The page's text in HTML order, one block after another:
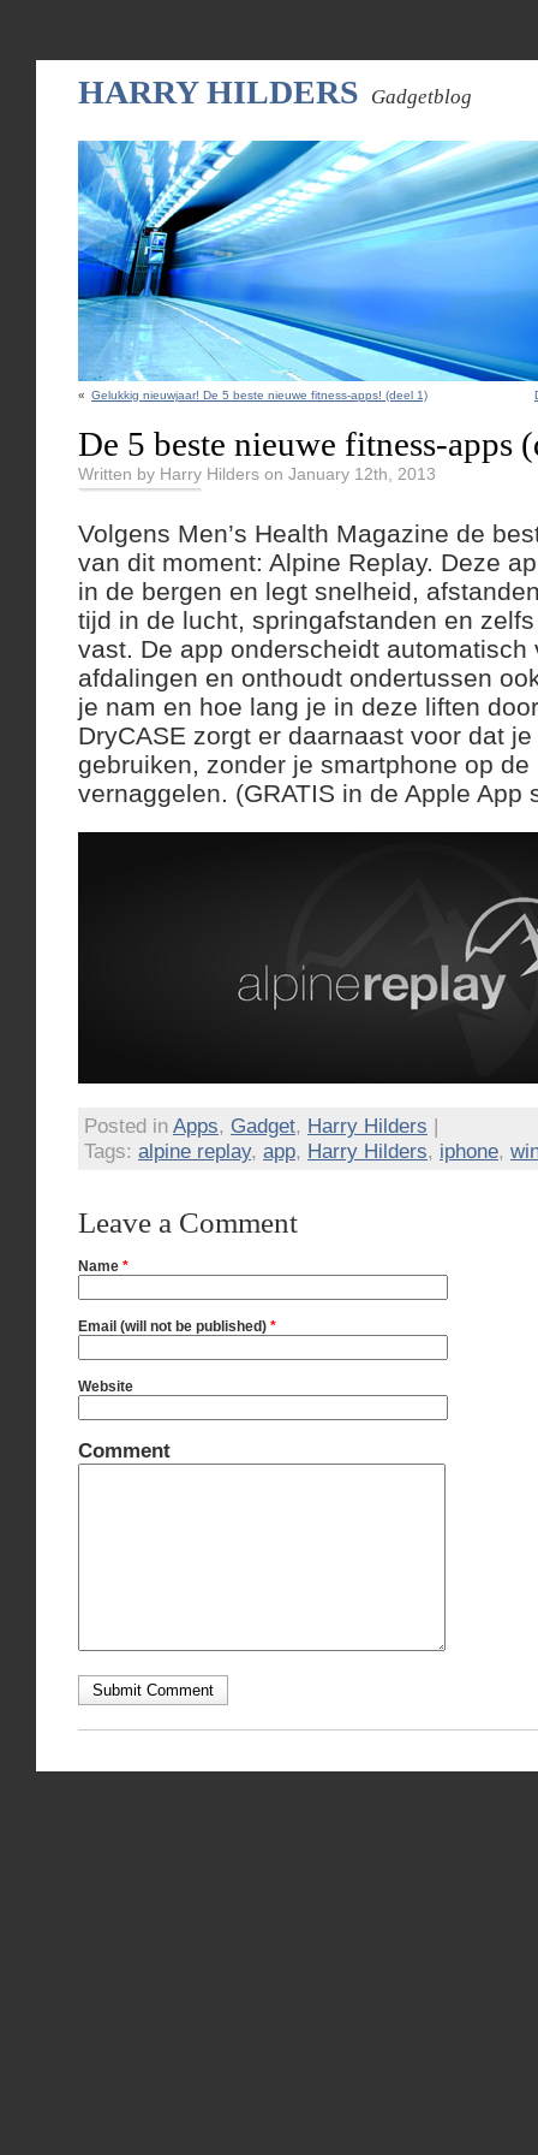
HARRY HILDERS Gadgetblog
« Gelukkig nieuwjaar! De 5 beste nieuwe fitness-apps! (deel 1)
De 5 beste nieuwe fitness-apps
Written by Harry Hilders on January 12th, 2013
Volgens Men’s Health Magazine de
van dit moment: Alpine Replay. Deze
in de bergen en legt snelheid,
tijd in de lucht, springafstanden en
vast. De app onderscheidt automatisch
afdalingen en onthoudt ondertussen
je nam en hoe lang je in deze liften
DryCASE zorgt er daarnaast voor dat
gebruiken, zonder je smartphone op de
vernaggelen. (GRATIS in de Apple App
Posted in Apps, Gadget, Harry Hilders |
Tags: alpine replay, app, Harry Hilders, iphone,
Leave a Comment
Name *
Email (will not be published) *
Website
Comment